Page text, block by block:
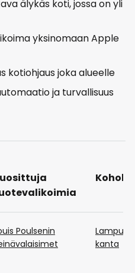
älykäs koti, jossa on yli
yksinomaan Apple
kotiohjaus joka alueelle
ja turvallisuus
Poulsenin
kanta